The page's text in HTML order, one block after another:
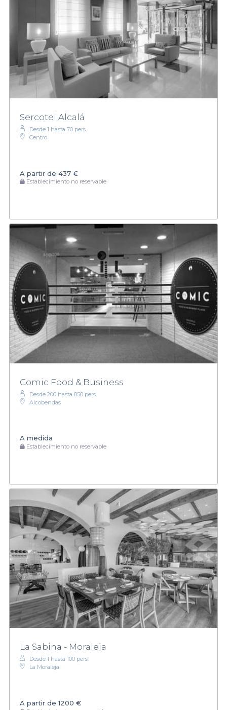
Sercotel Alcalá
Desde 1 hasta 70 pers.
Centro
A partir de 437 €
Establecimiento no reservable
Comic Food & Business
Desde 200 hasta 850 pers.
Alcobendas
A medida
Establecimiento no reservable
La Sabina - Moraleja
Desde 1 hasta 100 pers.
La Moraleja
A partir de1200 €